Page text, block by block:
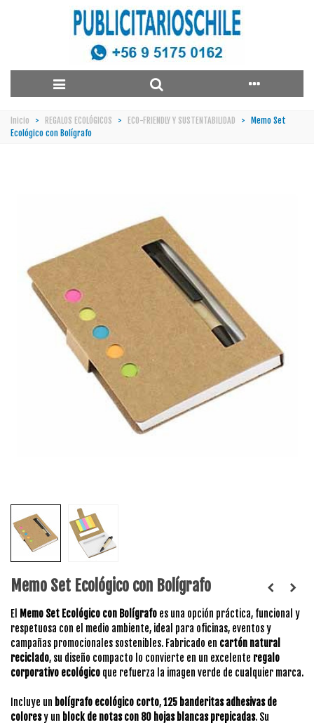
Inicio > REGALOS ECOLÓGICOS > ECO-FRIENDLY Y SUSTENTABILIDAD > Memo Set
Ecológico con Bolígrafo
Memo Set Ecológico con Bolígrafo
El Memo Set Ecológico con Bolígrafo es una opción práctica, funcional y
respetuosa con el medio ambiente, ideal para oficinas, eventos y
campañas promocionales sostenibles. Fabricado en cartón natural
reciclado, su diseño compacto lo convierte en un excelente regalo
corporativo ecológico que refuerza la imagen verde de cualquier marca.
Incluye un bolígrafo ecológico corto,125 banderitas adhesivas de
coloresy un block de notas con 80 hojas blancas prepicadas. Su